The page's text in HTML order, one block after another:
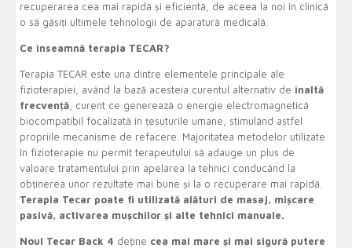
recuperarea cea mai rapidă și eficientă, de aceea la noi în clinică
o să găsiți ultimele tehnologii de aparatură medicală.
Ce înseamnă terapia TECAR?
Terapia TECAR este una dintre elementele principale ale
fizioterapiei, având la bază acesteia curentul alternativ de înaltă
frecvență , curent ce generează o energie electromagnetică
biocompatibil focalizată în țesuturile umane, stimulând astfel
propriile mecanisme de refacere. Majoritatea metodelor utilizate
în fizioterapie nu permit terapeutului să adauge un plus de
valoare tratamentului prin apelarea la tehnici conducând la
obținerea unor rezultate mai bune și la o recuperare mai rapidă.
Terapia Tecar poate fi utilizată alături de masaj, mișcare
pasivă, activarea mușchilor și alte tehnici manuale.
Noul Tecar Back 4 deține cea mai mare și mai sigură putere